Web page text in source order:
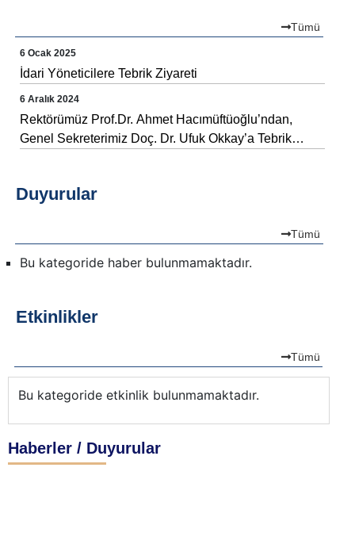
Tümü
6 Ocak 2025
İdari Yöneticilere Tebrik Ziyareti
6 Aralık 2024
Rektörümüz Prof.Dr. Ahmet Hacımüftüoğlu’ndan,
Genel Sekreterimiz Doç. Dr. Ufuk Okkay’a Tebrik
Duyurular
Tümü
Bu kategoride haber bulunmamaktadır.
Etkinlikler
Tümü
Bu kategoride etkinlik bulunmamaktadır.
Haberler / Duyurular